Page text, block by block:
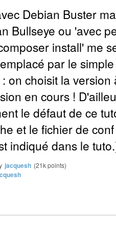
Debian Buster
Bullseye ou 'avec
install' me
par le
on choisit la
en cours !
le défaut de ce
et le fichier de
indiqué dans le
jacquesh (21kpoints)